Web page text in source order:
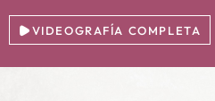
VIDEOGRAFÍA COMPLETA